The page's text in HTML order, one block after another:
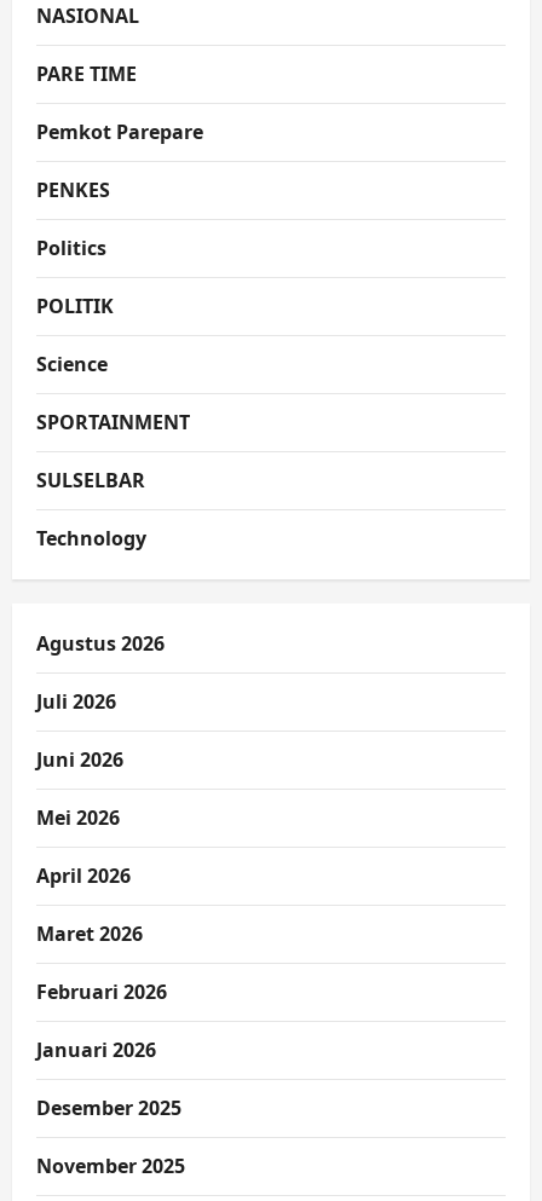
NASIONAL
PARE TIME
Pemkot Parepare
PENKES
Politics
POLITIK
Science
SPORTAINMENT
SULSELBAR
Technology
Agustus 2026
Juli 2026
Juni 2026
Mei 2026
April 2026
Maret 2026
Februari 2026
Januari 2026
Desember 2025
November 2025